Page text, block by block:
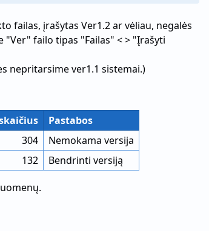
failas, įrašytas Ver1.2 ar vėliau, negalės
failo tipas "Failas" < > "Įrašyti
nepritarsime ver1.1 sistemai.)
Pastabos
304
Nemokama versija
132 Bendrinti versiją